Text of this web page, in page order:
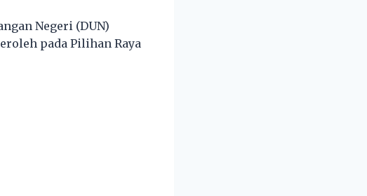
Negeri (DUN)
pada Pilihan Raya